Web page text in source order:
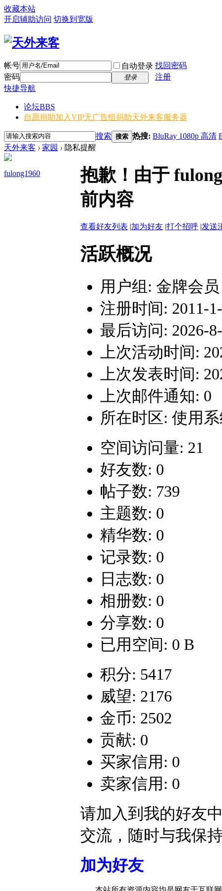
收藏本站
开启辅助访问 切换到宽版
帐号 自动登录 找回密码
密码
登录
注册
快捷导航
论坛BBS
自愿捐助加入VIP无广告组捐助天外来客服务器
搜索 搜索 热搜: BluRay 1080p 高清
天外来客 › 家园 › 隐私提醒
fulong1960
抱歉！由于
前内容
查看好友列表 |加为好友 |打个招呼 |发送
活跃概况
用户组: 金牌会员
注册时间: 2011-
最后访问: 2026-
上次活动时间:
上次发表时间:
上次邮件通知: 0
所在时区: 使用
空间访问量: 21
好友数: 0
帖子数: 739
主题数: 0
精华数: 0
记录数: 0
日志数: 0
相册数: 0
分享数: 0
已用空间: 0 B
积分: 5417
威望: 2176
金币: 2502
贡献: 0
买家信用: 0
卖家信用: 0
请加入到我的好友
交流，随时与我保
加为好友